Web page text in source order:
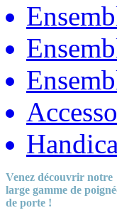
Venez découvrir notre
large gamme de
de porte !